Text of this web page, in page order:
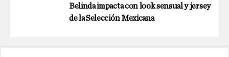
Belinda impacta con look sensual y jersey
de la Selección Mexicana